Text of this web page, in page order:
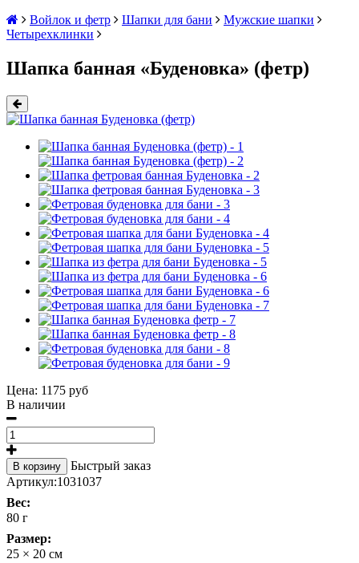
Войлок и фетр
Шапки для бани
Мужские шапки
Четырехклинки
Шапка банная «Буденовка» (фетр)
Цена: 1175 руб
В наличии
В корзину
Быстрый заказ
Артикул:1031037
Вес:
80 г
Размер:
25 × 20 см